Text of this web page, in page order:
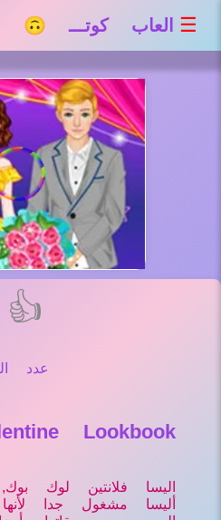
☰ العاب كوتـــ 🙃
👍
عدد
Lookbook
اليسا فلانتين لوك
أليسا مشغول جدا